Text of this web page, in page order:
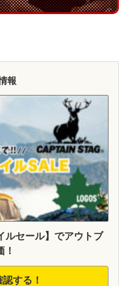
報
ルセール】でアウトブ
する！